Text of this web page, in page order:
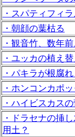
・スパティフィ
・朝顔の葉枯る
・観音竹、数年
・ユッカの植え
・パキラが根腐れ
・ホンコンカポ
・ハイビスカス
・ドラセナの挿
用土？